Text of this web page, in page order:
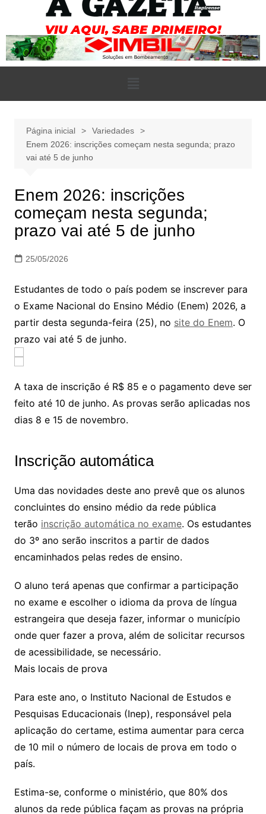
Página inicial
Variedades
Enem 2026: inscrições começam nesta segunda; prazo
vai até 5 de junho
Enem 2026: inscrições
começam nesta segunda;
prazo vai até 5 de junho
25/05/2026
Estudantes de todo o país podem se inscrever para
o Exame Nacional do Ensino Médio (Enem) 2026, a
partir desta segunda-feira (25), no site do Enem. O
prazo vai até 5 de junho.
A taxa de inscrição é R$ 85 e o pagamento deve ser
feito até 10 de junho. As provas serão aplicadas nos
dias 8 e 15 de novembro.
Inscrição automática
Uma das novidades deste ano prevê que os alunos
concluintes do ensino médio da rede pública
terão inscrição automática no exame. Os estudantes
do 3º ano serão inscritos a partir de dados
encaminhados pelas redes de ensino.
O aluno terá apenas que confirmar a participação
no exame e escolher o idioma da prova de língua
estrangeira que deseja fazer, informar o município
onde quer fazer a prova, além de solicitar recursos
de acessibilidade, se necessário.
Mais locais de prova
Para este ano, o Instituto Nacional de Estudos e
Pesquisas Educacionais (Inep), responsável pela
aplicação do certame, estima aumentar para cerca
de 10 mil o número de locais de prova em todo o
país.
Estima-se, conforme o ministério, que 80% dos
alunos da rede pública façam as provas na própria